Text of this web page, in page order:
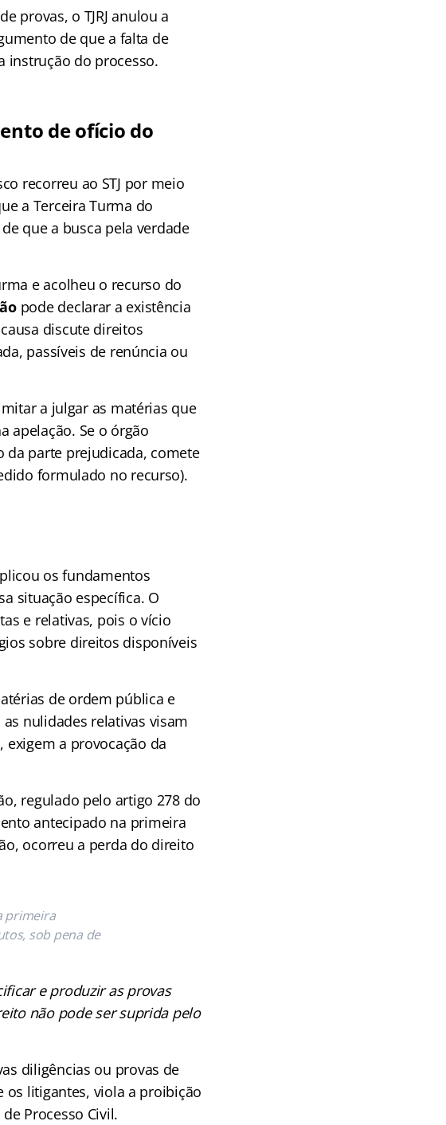
provas, o TJRJ anulou a
de que a falta de
instrução do processo.
de ofício do
recorreu ao STJ por meio
a Terceira Turma do
que a busca pela verdade
e acolheu o recurso do
pode declarar a existência
discute direitos
passíveis de renúncia ou
a julgar as matérias que
apelação. Se o órgão
da parte prejudicada, comete
formulado no recurso).
os fundamentos
situação específica. O
e relativas, pois o vício
sobre direitos disponíveis
de ordem pública e
nulidades relativas visam
a provocação da
regulado pelo artigo 278 do
antecipado na primeira
ocorreu a perda do direito
primeira
sob pena de
e produzir as provas
não pode ser suprida pelo
diligências ou provas de
litigantes, viola a proibição
Processo Civil.